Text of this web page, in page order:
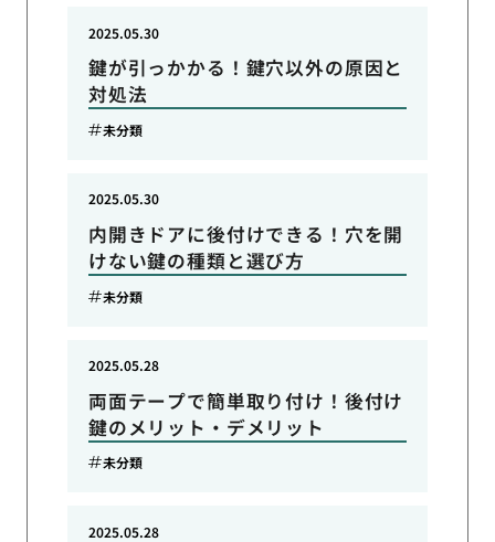
鍵が引っかかる！鍵穴以外の原因と
対処法
2025.05.30
未分類
内開きドアに後付けできる！穴を開
けない鍵の種類と選び方
2025.05.30
未分類
両面テープで簡単取り付け！後付け
鍵のメリット・デメリット
2025.05.28
未分類
2025.05.28